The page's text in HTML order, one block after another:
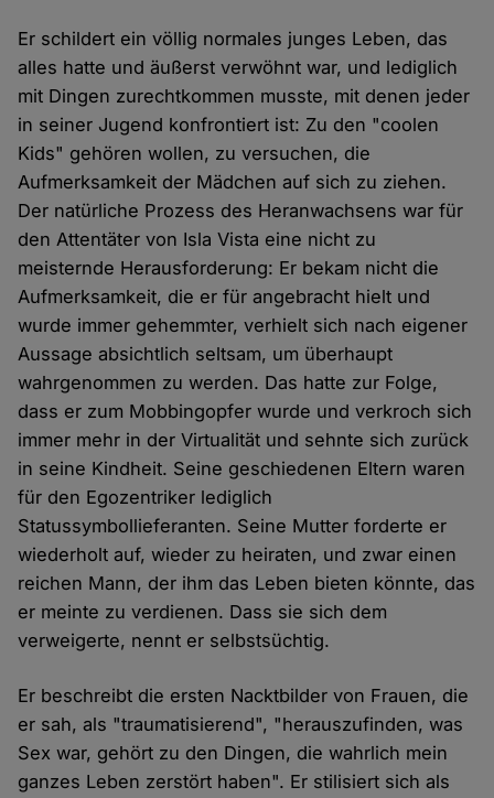
Er schildert ein völlig normales junges Leben, das
alles hatte und äußerst verwöhnt war, und lediglich
mit Dingen zurechtkommen musste, mit denen jeder
in seiner Jugend konfrontiert ist: Zu den "coolen
Kids" gehören wollen, zu versuchen, die
Aufmerksamkeit der Mädchen auf sich zu ziehen.
Der natürliche Prozess des Heranwachsens war für
den Attentäter von Isla Vista eine nicht zu
meisternde Herausforderung: Er bekam nicht die
Aufmerksamkeit, die er für angebracht hielt und
wurde immer gehemmter, verhielt sich nach eigener
Aussage absichtlich seltsam, um überhaupt
wahrgenommen zu werden. Das hatte zur Folge,
dass er zum Mobbingopfer wurde und verkroch sich
immer mehr in der Virtualität und sehnte sich zurück
in seine Kindheit. Seine geschiedenen Eltern waren
für den Egozentriker lediglich
Statussymbollieferanten. Seine Mutter forderte er
wiederholt auf, wieder zu heiraten, und zwar einen
reichen Mann, der ihm das Leben bieten könnte, das
er meinte zu verdienen. Dass sie sich dem
verweigerte, nennt er selbstsüchtig.
Er beschreibt die ersten Nacktbilder von Frauen, die
er sah, als "traumatisierend", "herauszufinden, was
Sex war, gehört zu den Dingen, die wahrlich mein
ganzes Leben zerstört haben". Er stilisiert sich als